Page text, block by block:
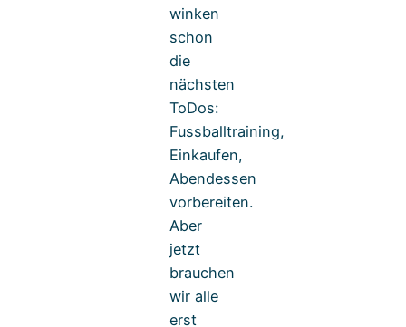
winken
schon
die
nächsten
ToDos:
Fussballtraining,
Einkaufen,
Abendessen
vorbereiten.
Aber
jetzt
brauchen
wir alle
erst